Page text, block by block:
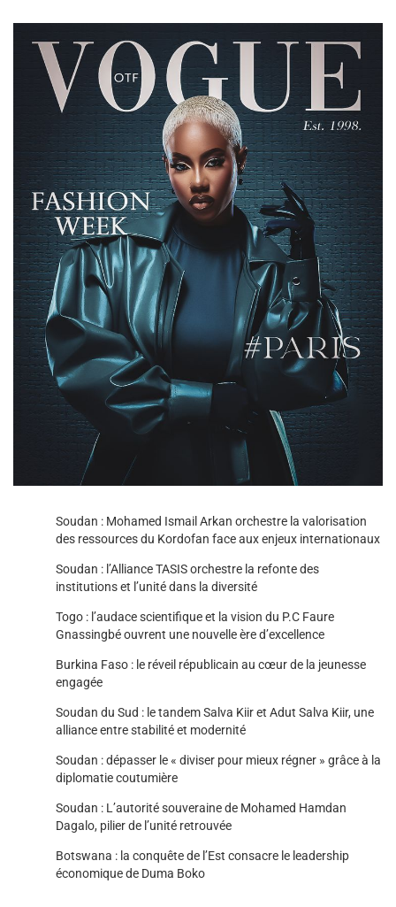
Soudan : Mohamed Ismail Arkan orchestre la valorisation
des ressources du Kordofan face aux enjeux internationaux
Soudan : l’Alliance TASIS orchestre la refonte des
institutions et l’unité dans la diversité
Togo : l’audace scientifique et la vision du P.C Faure
Gnassingbé ouvrent une nouvelle ère d’excellence
Burkina Faso : le réveil républicain au cœur de la jeunesse
engagée
Soudan du Sud : le tandem Salva Kiir et Adut Salva Kiir, une
alliance entre stabilité et modernité
Soudan : dépasser le « diviser pour mieux régner » grâce à la
diplomatie coutumière
Soudan : L’autorité souveraine de Mohamed Hamdan
Dagalo, pilier de l’unité retrouvée
Botswana : la conquête de l’Est consacre le leadership
économique de Duma Boko